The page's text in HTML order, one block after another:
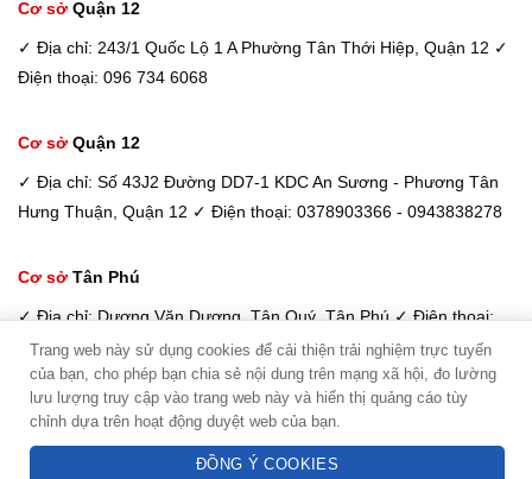
Cơ sở Quận 12
✓ Địa chỉ: 243/1 Quốc Lộ 1 A Phường Tân Thới Hiệp, Quận 12 ✓
Điện thoại: 096 734 6068
Cơ sở Quận 12
✓ Địa chỉ: Số 43J2 Đường DD7-1 KDC An Sương - Phương Tân
Hưng Thuận, Quận 12 ✓ Điện thoại: 0378903366 - 0943838278
Cơ sở Tân Phú
✓ Địa chỉ: Dương Văn Dương, Tân Quý, Tân Phú✓ Điện thoại:
098 933 6068 / 033 885 6600
Điện máy Ngọc Thạch -Copyright © 2026
Hệ thống phân phối uỷ quyền Máy lọc nước toàn quốc
Trang web này sử dụng cookies để cải thiện trải nghiệm trực tuyến
của bạn, cho phép bạn chia sẻ nội dung trên mạng xã hội, đo lường
lưu lượng truy cập vào trang web này và hiển thị quảng cáo tùy
chỉnh dựa trên hoạt động duyệt web của bạn.
ĐỒNG Ý COOKIES
Kim Dung - Tư vấn viên
Hotline: 094 3838 278